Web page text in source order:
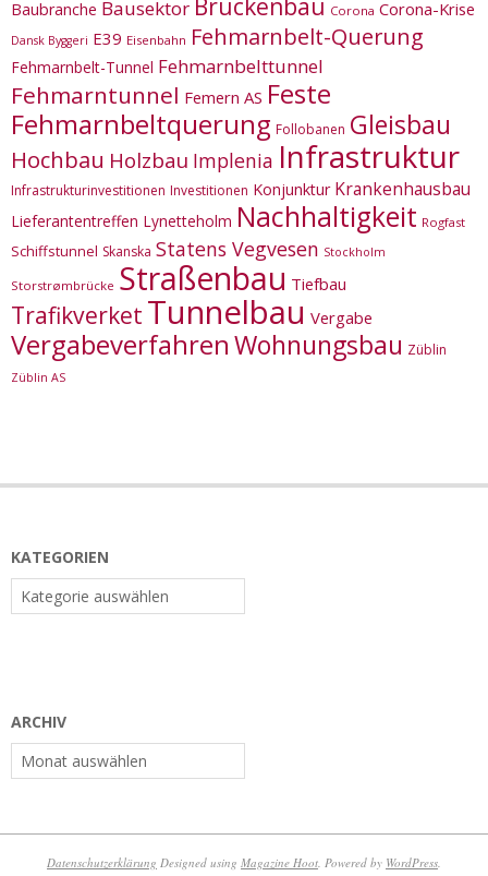
Baubranche Bausektor Brückenbau Corona Corona-Krise
Dansk Byggeri E39 Eisenbahn Fehmarnbelt-Querung
Fehmarnbelt-Tunnel Fehmarnbelttunnel
Fehmarntunnel Femern AS Feste
Fehmarnbeltquerung Follobanen Gleisbau
Hochbau Holzbau Implenia Infrastruktur
Infrastrukturinvestitionen Investitionen Konjunktur Krankenhausbau
Lieferantentreffen Lynetteholm Nachhaltigkeit Rogfast
Schiffstunnel Skanska Statens Vegvesen Stockholm
Storstrømbrücke Straßenbau Tiefbau
Trafikverket Tunnelbau Vergabe
VergabeverfahrenWohnungsbau Züblin
Züblin AS
KATEGORIEN
Kategorien
ARCHIV
Archiv
Datenschutzerklärung Designed using Magazine Hoot . Powered by WordPress